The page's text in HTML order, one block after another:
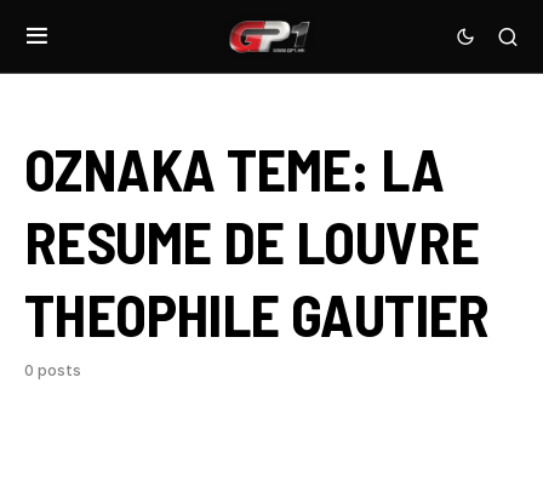
OZNAKA TEME: LA
RESUME DE LOUVRE
THEOPHILE GAUTIER
0 posts